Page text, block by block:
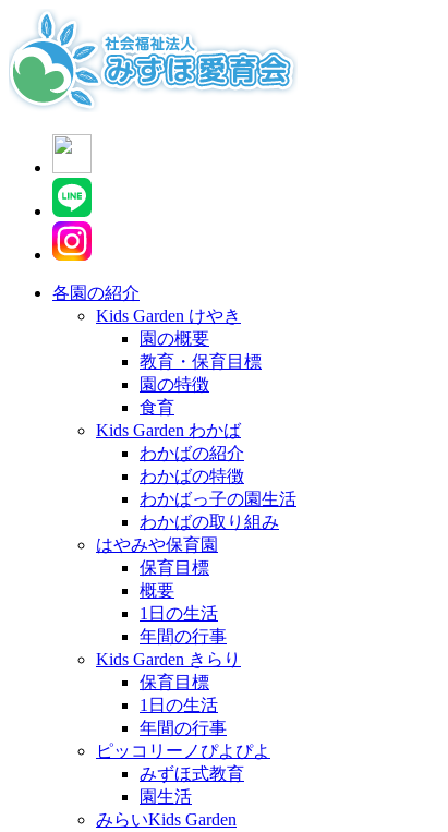
各園の紹介
Kids Garden けやき
園の概要
教育・保育目標
園の特徴
食育
Kids Garden わかば
わかばの紹介
わかばの特徴
わかばっ子の園生活
わかばの取り組み
はやみや保育園
保育目標
概要
1日の生活
年間の行事
Kids Garden きらり
保育目標
1日の生活
年間の行事
ピッコリーノぴよぴよ
みずほ式教育
園生活
みらいKids Garden